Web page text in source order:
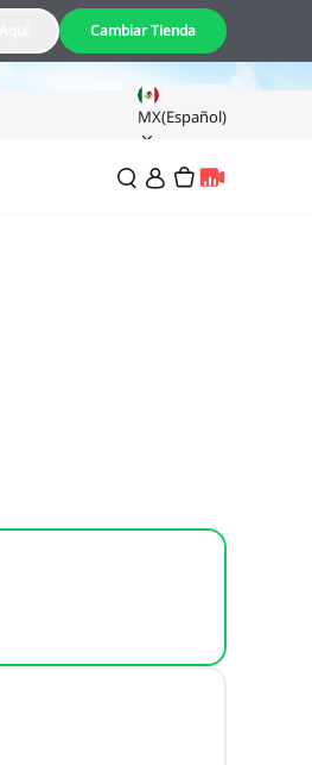
MX(Español)
Cambiar Tienda